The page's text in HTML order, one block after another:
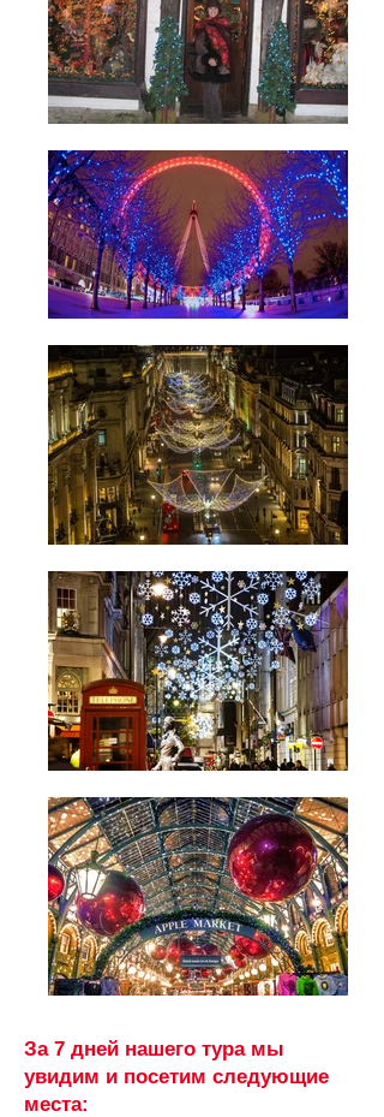
За 7 дней нашего тура мы
увидим и посетим следующие
места: